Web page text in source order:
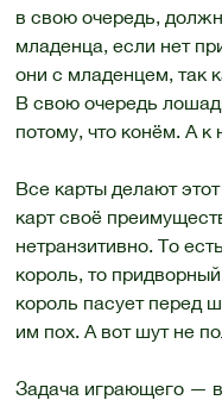
в свою очередь,
младенца, если нет
они с младенцем, так
В свою очередь
потому, что конём. А
Все карты делают
карт своё
нетранзитивно. То
король, то
король пасует перед
им пох. А вот шут не
Задача играющего —